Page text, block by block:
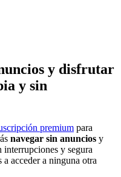
y disfrutar
y sin
premium para
navegar sin anuncios y
y segura
a acceder a ninguna otra